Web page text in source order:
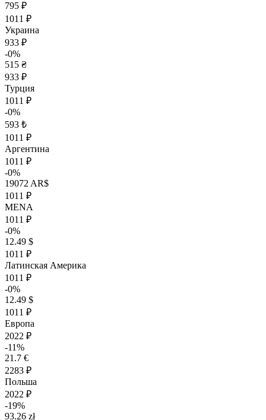
795 ₽
1011 ₽
Украина
933 ₽
-0%
515 ₴
933 ₽
Турция
1011 ₽
-0%
593 ₺
1011 ₽
Аргентина
1011 ₽
-0%
19072 AR$
1011 ₽
MENA
1011 ₽
-0%
12.49 $
1011 ₽
Латинская Америка
1011 ₽
-0%
12.49 $
1011 ₽
Европа
2022 ₽
-11%
21.7 €
2283 ₽
Польша
2022 ₽
-19%
93.26 zł